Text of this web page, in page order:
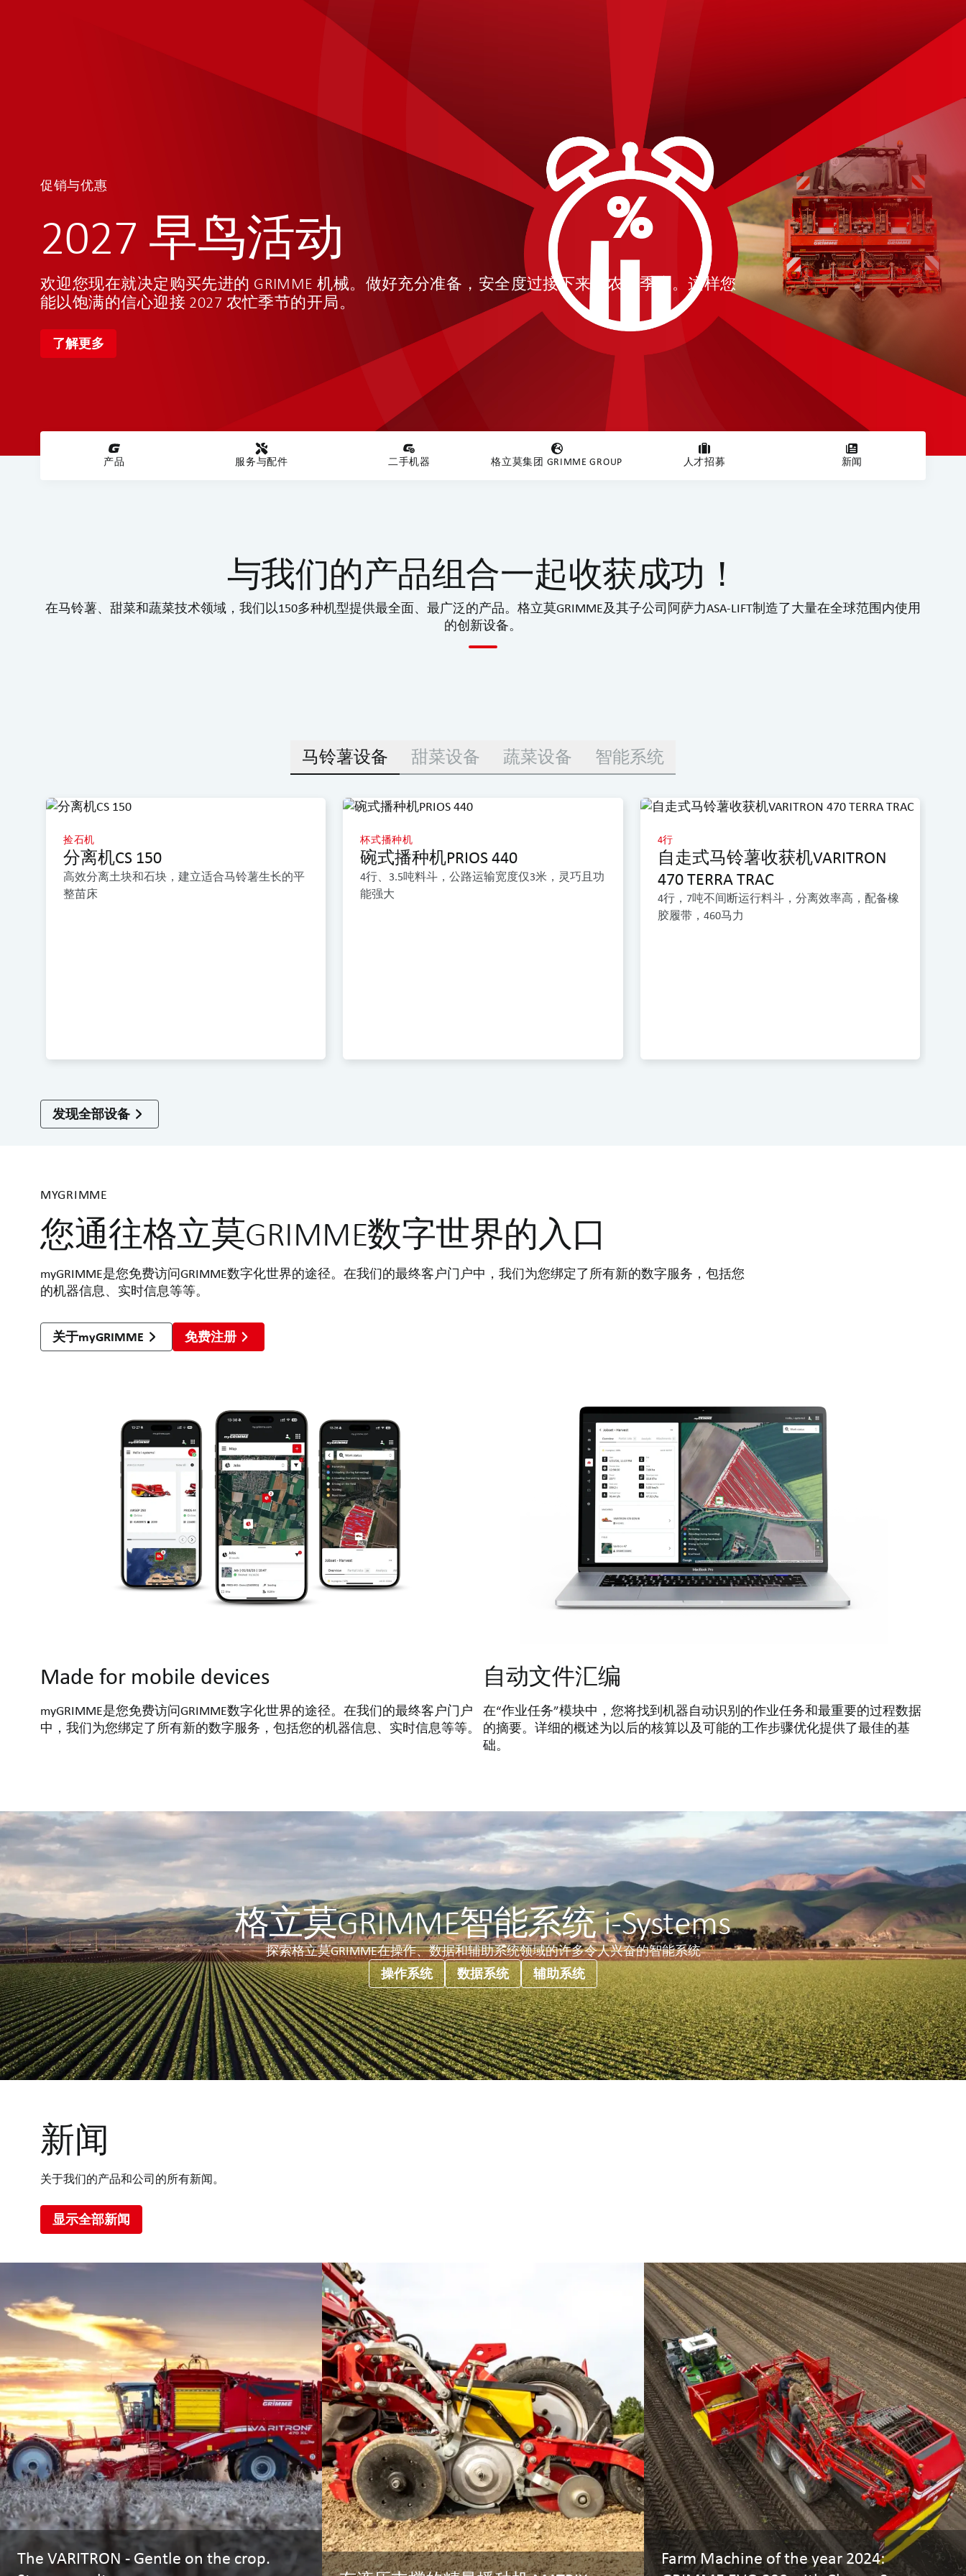
促销与优惠
2027 早鸟活动
欢迎您现在就决定购买先进的 GRIMME 机械。做好充分准备，安全度过接下来的农忙季度。这样您
能以饱满的信心迎接 2027 农忙季节的开局。
了解更多
我们是根茎作物技术专家。
作为马铃薯技术领域的专家以及蔬菜和甜菜技术领域的创新
领导者，我们提供广泛的产品组合以满足各种需求。
让设备在整个季节都能正常运
我们与优质合作伙伴一起，在现场提供全面的售后服务、检
一流品质的二手车。
您可以在市场上找到大量新机器、二手机器和租赁机器。您
还可以使用自动搜索功能，在有合适的机器刊登广告时收到
从铁匠到市场领导者，历时
格莱珉家族企业于 1861 年在达姆（Damme）成立，当时是一
家锻造厂。集团公司在全球共有六家公司和多个销售和服务
我们的优势在于机器背后的员
我们的产品与创造、制造、维护或销售这些产品的人员一样
优秀。因此，我们为组成 GRIMME 的多元化、多姿多彩的团
The VARITRON - Gentle on the
The VARITRON is more than just a self-propelled harvester: it is
产品 服务与配件 二手机器 格立莫集团 GRIMME GROUP 人才招募 新闻
与我们的产品组合一起收获成功！
在马铃薯、甜菜和蔬菜技术领域，我们以150多种机型提供最全面、最广泛的产品。格立莫GRIMME及其子公司阿萨力ASA-LIFT制造了大量在全球范围内使用
的创新设备。
马铃薯设备 甜菜设备 蔬菜设备 智能系统
捡石机
分离机CS 150
高效分离土块和石块，建立适合马铃薯生长的平
整苗床
杯式播种机
碗式播种机PRIOS 440
4行、3.5吨料斗，公路运输宽度仅3米，灵巧且功
能强大
4行
自走式马铃薯收获机VARITRON
470 TERRA TRAC
4行，7吨不间断运行料斗，分离效率高，配备橡
胶履带，460马力
发现全部设备
MYGRIMME
您通往格立莫GRIMME数字世界的入口
myGRIMME是您免费访问GRIMME数字化世界的途径。在我们的最终客户门户中，我们为您绑定了所有新的数字服务，包括您
的机器信息、实时信息等等。
关于myGRIMME 免费注册
Made for mobile devices
myGRIMME是您免费访问GRIMME数字化世界的途径。在我们的最终客户门户
中，我们为您绑定了所有新的数字服务，包括您的机器信息、实时信息等等。
自动文件汇编
在“作业任务”模块中，您将找到机器自动识别的作业任务和最重要的过程数据
的摘要。详细的概述为以后的核算以及可能的工作步骤优化提供了最佳的基
础。
格立莫GRIMME智能系统 i-Systems
探索格立莫GRIMME在操作、数据和辅助系统领域的许多令人兴奋的智能系统
操作系统
数据系统 辅助系统
新闻
关于我们的产品和公司的所有新闻。
显示全部新闻
The VARITRON - Gentle on the crop.
Farm Machine of the year 2024: